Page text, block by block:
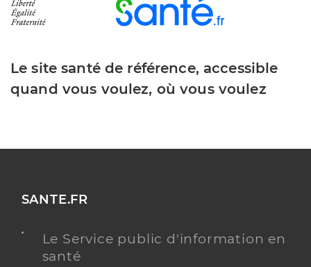
Le site santé de référence, accessible
quand vous voulez, où vous voulez
SANTE.FR
Le Service public d'information en
santé